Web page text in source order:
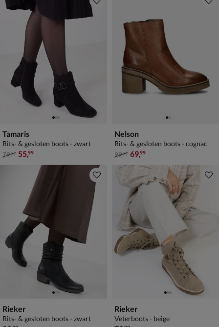
Tamaris
Rits- & gesloten boots - zwart
van € 79,99 voor € 55,99
79,99 55,99
Nelson
Rits- & gesloten boots - cognac
van € 99,99 voor € 69,99
99,99 69,99
Rieker
Rits- & gesloten boots - zwart
Rieker
Veterboots - beige